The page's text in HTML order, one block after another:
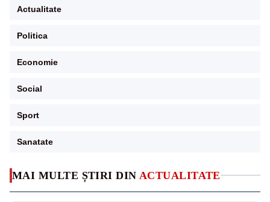
MAI MULTE ȘTIRI DIN ACTUALITATE
Actualitate
Politica
Economie
Social
Sport
Sanatate